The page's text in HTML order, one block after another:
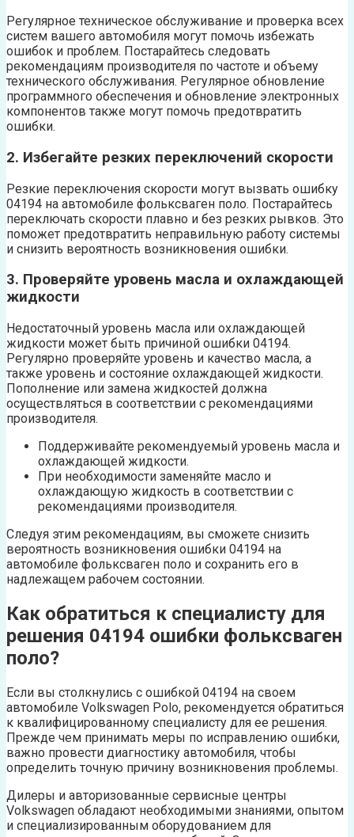
Регулярное техническое обслуживание и проверка всех
систем вашего автомобиля могут помочь избежать
ошибок и проблем. Постарайтесь следовать
рекомендациям производителя по частоте и объему
технического обслуживания. Регулярное обновление
программного обеспечения и обновление электронных
компонентов также могут помочь предотвратить
ошибки.
2. Избегайте резких переключений скорости
Резкие переключения скорости могут вызвать ошибку
04194 на автомобиле фольксваген поло. Постарайтесь
переключать скорости плавно и без резких рывков. Это
поможет предотвратить неправильную работу системы
и снизить вероятность возникновения ошибки.
3. Проверяйте уровень масла и охлаждающей
жидкости
Недостаточный уровень масла или охлаждающей
жидкости может быть причиной ошибки 04194.
Регулярно проверяйте уровень и качество масла, а
также уровень и состояние охлаждающей жидкости.
Пополнение или замена жидкостей должна
осуществляться в соответствии с рекомендациями
производителя.
Поддерживайте рекомендуемый уровень масла и
охлаждающей жидкости.
При необходимости заменяйте масло и
охлаждающую жидкость в соответствии с
рекомендациями производителя.
Следуя этим рекомендациям, вы сможете снизить
вероятность возникновения ошибки 04194 на
автомобиле фольксваген поло и сохранить его в
надлежащем рабочем состоянии.
Как обратиться к специалисту для
решения 04194 ошибки фольксваген
поло?
Если вы столкнулись с ошибкой 04194 на своем
автомобиле Volkswagen Polo, рекомендуется обратиться
к квалифицированному специалисту для ее решения.
Прежде чем принимать меры по исправлению ошибки,
важно провести диагностику автомобиля, чтобы
определить точную причину возникновения проблемы.
Дилеры и авторизованные сервисные центры
Volkswagen обладают необходимыми знаниями, опытом
и специализированным оборудованием для